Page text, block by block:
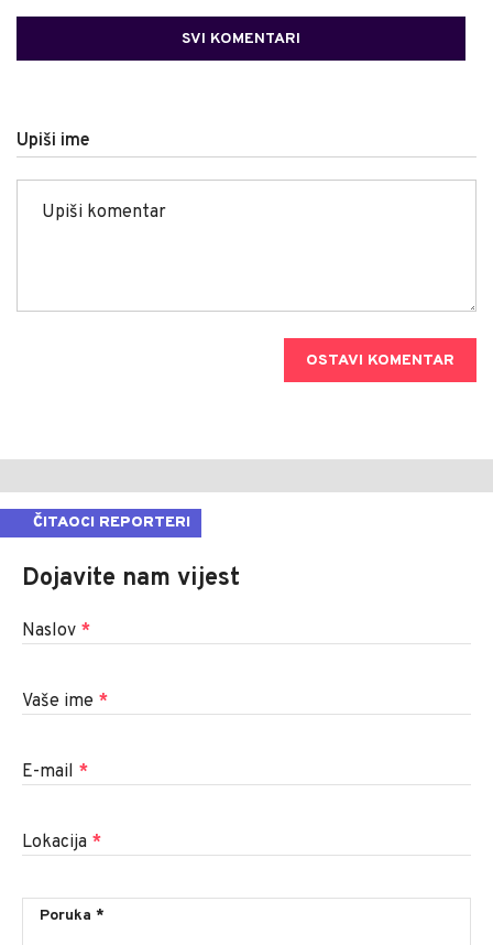
SVI KOMENTARI
Upiši ime
OSTAVI KOMENTAR
ČITAOCI REPORTERI
Dojavite nam vijest
Naslov *
Vaše ime *
E-mail *
Lokacija *